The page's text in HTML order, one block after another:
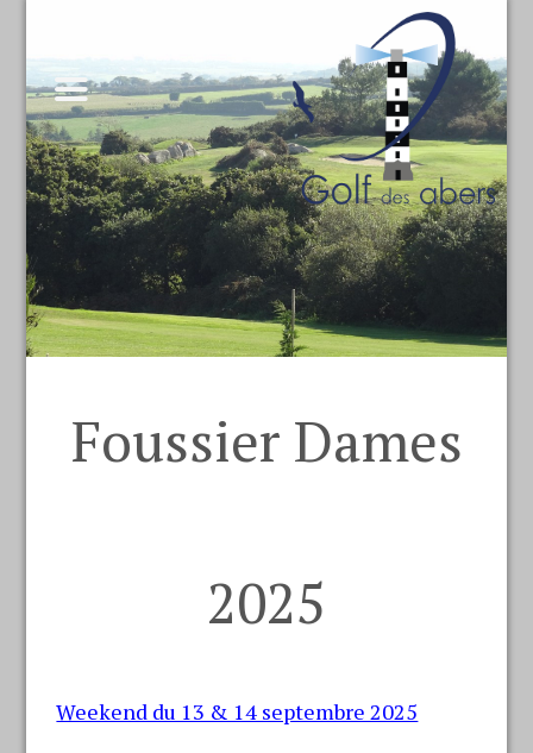
Foussier Dames
2025
Weekend du 13 & 14 septembre 2025